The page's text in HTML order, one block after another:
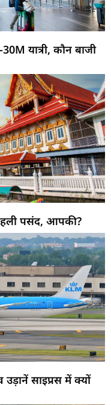
यात्री, कौन बाजी
पसंद, आपकी?
साइप्रस में क्यों